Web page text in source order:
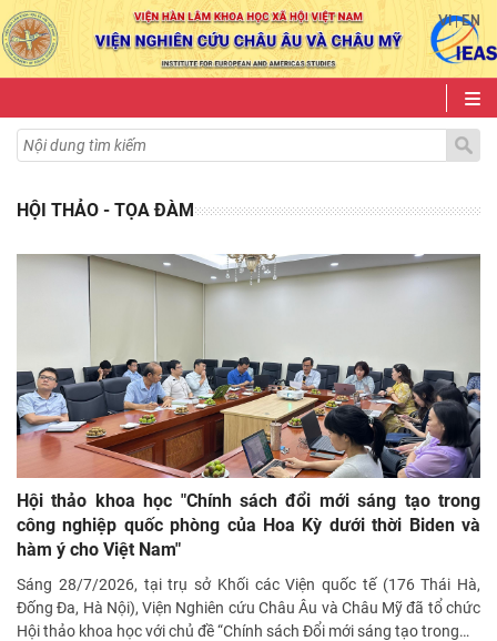
VI|EN
HỘI THẢO - TỌA ĐÀM
Hội thảo khoa học "Chính sách đổi mới sáng tạo trong
công nghiệp quốc phòng của Hoa Kỳ dưới thời Biden và
hàm ý cho Việt Nam"
Sáng 28/7/2026, tại trụ sở Khối các Viện quốc tế (176 Thái Hà,
Đống Đa, Hà Nội), Viện Nghiên cứu Châu Âu và Châu Mỹ đã tổ chức
Hội thảo khoa học với chủ đề “Chính sách Đổi mới sáng tạo trong…